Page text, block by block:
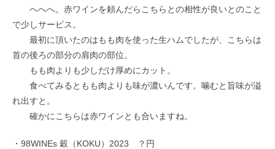
へへへ。赤ワインを頼んだらこちらとの相性が良いとのこと
で少しサービス。
最初に頂いたのはもも肉を使った生ハムでしたが、こちらは
首の後ろの部分の肩肉の部位。
もも肉よりも少しだけ厚めにカット。
食べてみるともも肉よりも味が濃いんです。噛むと旨味が溢
れ出すと。
確かにこちらは赤ワインとも合いますね。
・98WINEs 穀（KOKU）2023 ？円